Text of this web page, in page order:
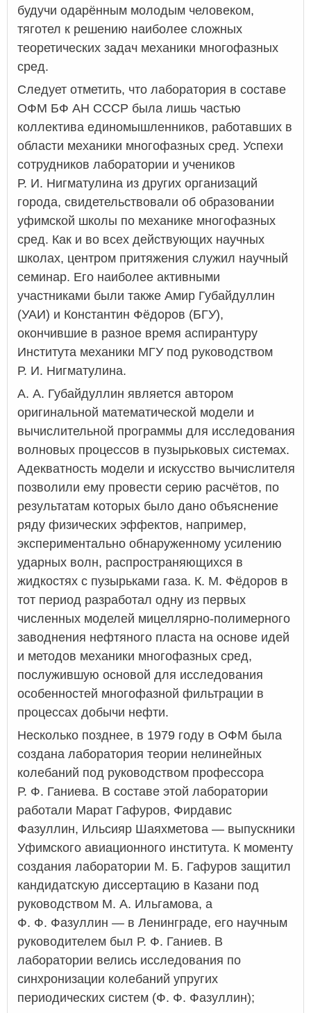
будучи одарённым молодым человеком,
тяготел к решению наиболее сложных
теоретических задач механики многофазных
сред.
Следует отметить, что лаборатория в составе
ОФМ БФ АН СССР была лишь частью
коллектива единомышленников, работавших в
области механики многофазных сред. Успехи
сотрудников лаборатории и учеников
Р. И. Нигматулина из других организаций
города, свидетельствовали об образовании
уфимской школы по механике многофазных
сред. Как и во всех действующих научных
школах, центром притяжения служил научный
семинар. Его наиболее активными
участниками были также Амир Губайдуллин
(УАИ) и Константин Фёдоров (БГУ),
окончившие в разное время аспирантуру
Института механики МГУ под руководством
Р. И. Нигматулина.
А. А. Губайдуллин является автором
оригинальной математической модели и
вычислительной программы для исследования
волновых процессов в пузырьковых системах.
Адекватность модели и искусство вычислителя
позволили ему провести серию расчётов, по
результатам которых было дано объяснение
ряду физических эффектов, например,
экспериментально обнаруженному усилению
ударных волн, распространяющихся в
жидкостях с пузырьками газа. К. М. Фёдоров в
тот период разработал одну из первых
численных моделей мицеллярно-полимерного
заводнения нефтяного пласта на основе идей
и методов механики многофазных сред,
послужившую основой для исследования
особенностей многофазной фильтрации в
процессах добычи нефти.
Несколько позднее, в 1979 году в ОФМ была
создана лаборатория теории нелинейных
колебаний под руководством профессора
Р. Ф. Ганиева. В составе этой лаборатории
работали Марат Гафуров, Фирдавис
Фазуллин, Ильсияр Шаяхметова — выпускники
Уфимского авиационного института. К моменту
создания лаборатории М. Б. Гафуров защитил
кандидатскую диссертацию в Казани под
руководством М. А. Ильгамова, а
Ф. Ф. Фазуллин — в Ленинграде, его научным
руководителем был Р. Ф. Ганиев. В
лаборатории велись исследования по
синхронизации колебаний упругих
периодических систем (Ф. Ф. Фазуллин);